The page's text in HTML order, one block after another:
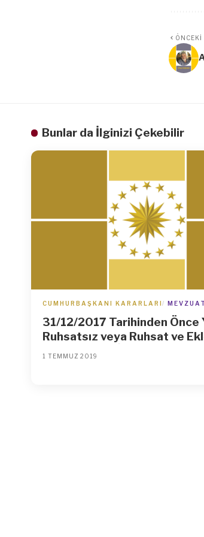
ÖNCEKI
Bunlar da İlginizi Çekebilir
CUMHURBAŞKANI KARARLARI MEVZUAT
31/12/2017 Tarihinden Önce
Ruhsatsız veya Ruhsat ve
Aykırı Yapılar İçin Yapı Kayıt
1 TEMMUZ 2019